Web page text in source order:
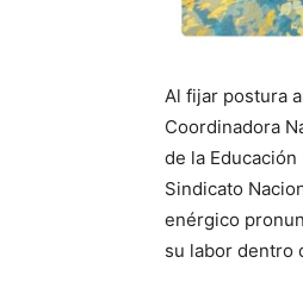
Al fijar postura
Coordinadora
de la
Sindicato
enérgico
su labor dentro